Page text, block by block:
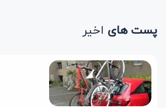
پست های اخیر